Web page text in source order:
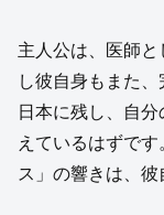
主人公は、医師
し彼自身もまた
日本に残し、自
えているはずで
ス」の響きは、彼